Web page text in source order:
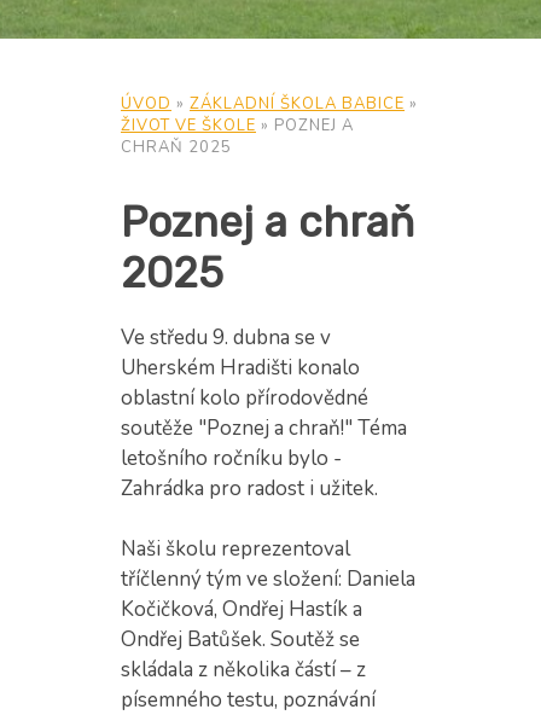
ÚVOD » ZÁKLADNÍ ŠKOLA BABICE »
ŽIVOT VE ŠKOLE » POZNEJ A
CHRAŇ 2025
Poznej a chraň
2025
Ve středu 9. dubna se v
Uherském Hradišti konalo
oblastní kolo přírodovědné
soutěže "Poznej a chraň!" Téma
letošního ročníku bylo -
Zahrádka pro radost i užitek.
Naši školu reprezentoval
tříčlenný tým ve složení: Daniela
Kočičková, Ondřej Hastík a
Ondřej Batůšek. Soutěž se
skládala z několika částí – z
písemného testu, poznávání